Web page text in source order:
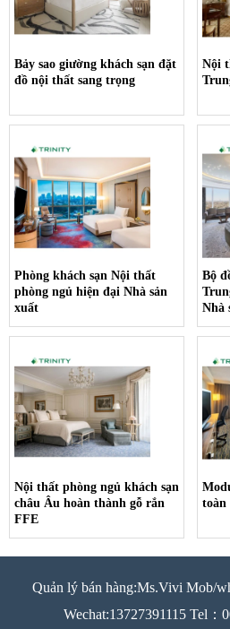
Bảy sao giường khách sạn đặt
đồ nội thất sang trọng
Nội
Phòng khách sạn Nội thất
phòng ngủ hiện đại Nhà sản
xuất
Bộ
Nhà
Nội thất phòng ngủ khách sạn
châu Âu hoàn thành gỗ rắn
FFE
toàn
Quản lý bán hàng:Ms.Vivi Mob/
Wechat:13727391115 Tel：